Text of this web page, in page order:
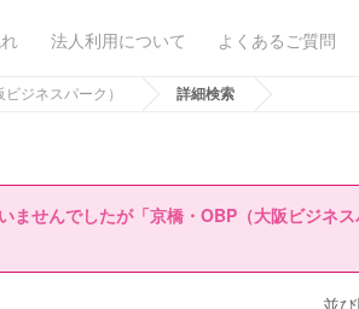
法人利用について よくあるご質問
ジネスパーク） 詳細検索
ませんでしたが「京橋・OBP（大阪ビジネ
並